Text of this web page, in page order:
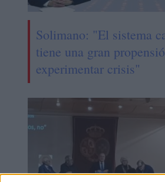
Solimano: "El sistema
tiene una gran
experimentar crisis"